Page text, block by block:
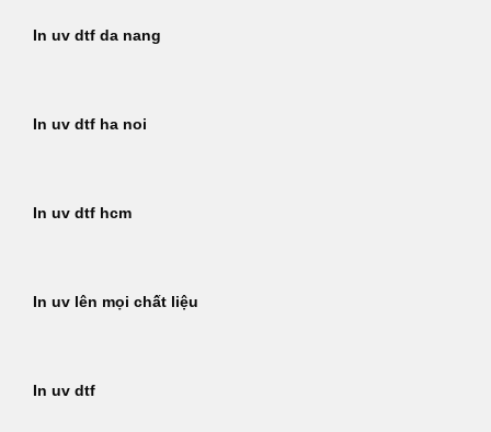
In uv dtf da nang
In uv dtf ha noi
In uv dtf hcm
In uv lên mọi chất liệu
In uv dtf